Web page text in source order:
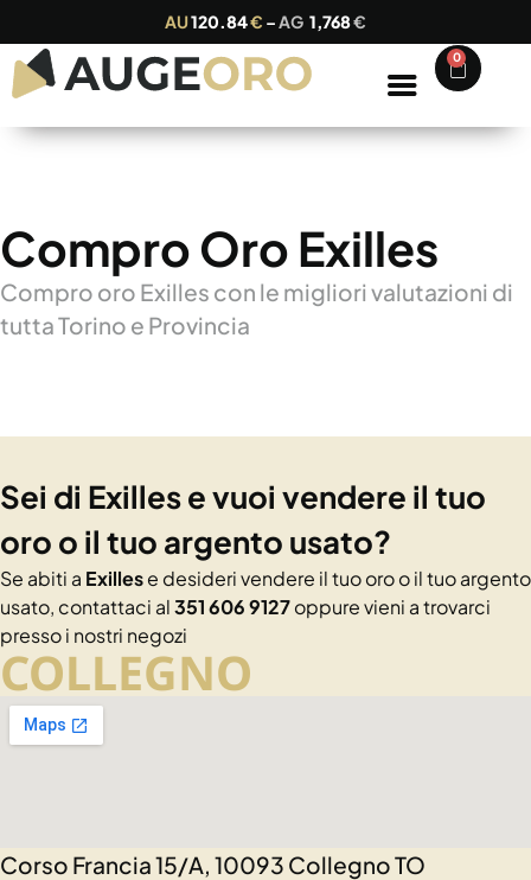
AU120.84€ –AG 1,768€
0
Compro Oro Exilles
Compro oro Exilles con le migliori valutazioni di
tutta Torino e Provincia
Sei di Exilles e vuoi vendere il tuo
oro o il tuo argento usato?
Se abiti a Exillese desideri vendere il tuo oro o il tuo argento
usato, contattaci al351 606 9127oppure vieni a trovarci
presso i nostri negozi
COLLEGNO
Corso Francia 15/A, 10093 Collegno TO